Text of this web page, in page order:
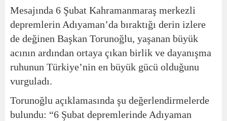
Mesajında 6 Şubat Kahramanmaraş merkezli
depremlerin Adıyaman’da bıraktığı derin izlere
de değinen Başkan Torunoğlu, yaşanan büyük
acının ardından ortaya çıkan birlik ve dayanışma
ruhunun Türkiye’nin en büyük gücü olduğunu
vurguladı.
Torunoğlu açıklamasında şu değerlendirmelerde
bulundu: “6 Şubat depremlerinde Adıyaman